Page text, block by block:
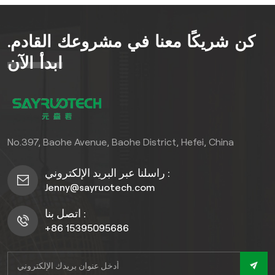
يضفي أيضًا لمسة من الرقي
على أي منظر طبيعي، سواء
كان حديقة منزلية أو عقارًا
من الدرجة الأولىWPCيضمن
هذا المنتج صيانة منخفضة وأداءً
فعالًا من حيث التكلفة لأولئك
والموثوقية في احتياجاتهم من
الأسوار.
كن شريكًا معنا في مشروعك القادم.
ابدأ الآن
No.397, Baohe Avenue, Baohe District, Hefei, China
راسلنا عبر البريد الإلكتروني :
Jenny@sayruotech.com
اتصل بنا :
+86 15395095686